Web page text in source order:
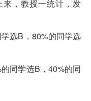
，教授一统计，发
选B，80%的同学选
同学选B，40%的同